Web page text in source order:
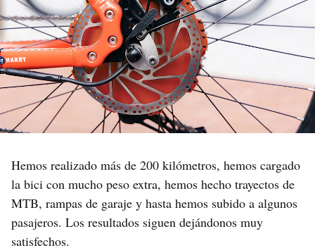
Hemos realizado más de 200 kilómetros, hemos cargado
la bici con mucho peso extra, hemos hecho trayectos de
MTB, rampas de garaje y hasta hemos subido a algunos
pasajeros. Los resultados siguen dejándonos muy
satisfechos.